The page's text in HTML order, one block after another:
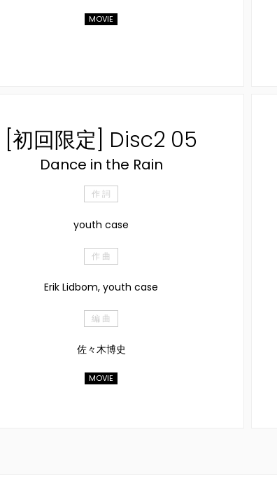
MOVIE
[初回限定] Disc2 05
Dance in the Rain
作 詞
youth case
作 曲
Erik Lidbom, youth case
編 曲
佐々木博史
MOVIE